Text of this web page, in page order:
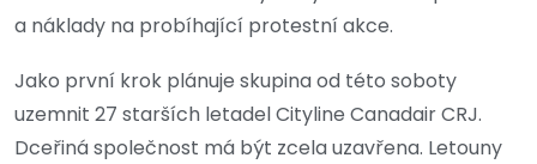
a náklady na probíhající protestní akce.
Jako první krok plánuje skupina od této soboty
uzemnit 27 starších letadel Cityline Canadair CRJ.
Dceřiná společnost má být zcela uzavřena. Letouny